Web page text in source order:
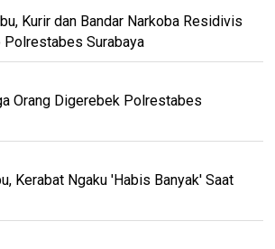
Kurir dan Bandar Narkoba Residivis
Polrestabes Surabaya
Orang Digerebek Polrestabes
Kerabat Ngaku 'Habis Banyak' Saat